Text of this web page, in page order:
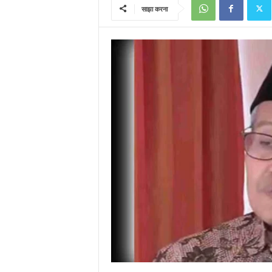
साझा करना